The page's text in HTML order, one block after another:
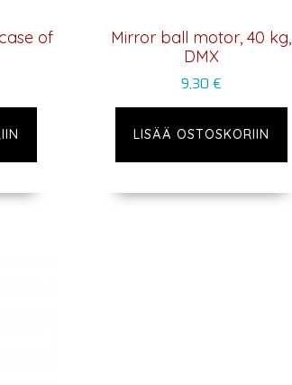
of
Mirror ball motor, 40 kg,
DMX
9,30 €
LISÄÄ OSTOSKORIIN